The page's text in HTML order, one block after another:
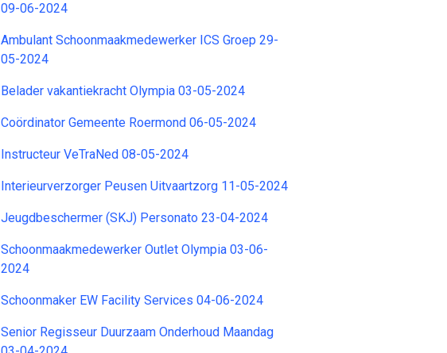
09-06-2024
Ambulant Schoonmaakmedewerker ICS Groep 29-
05-2024
Belader vakantiekracht Olympia 03-05-2024
Coördinator Gemeente Roermond 06-05-2024
Instructeur VeTraNed 08-05-2024
Interieurverzorger Peusen Uitvaartzorg 11-05-2024
Jeugdbeschermer (SKJ) Personato 23-04-2024
Schoonmaakmedewerker Outlet Olympia 03-06-
2024
Schoonmaker EW Facility Services 04-06-2024
Senior Regisseur Duurzaam Onderhoud Maandag